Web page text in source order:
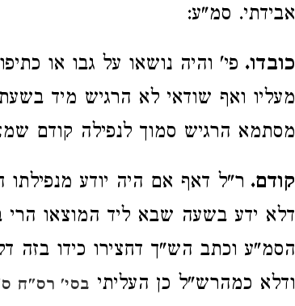
אבידתי. סמ"ע:
כובדו. פי' והיה נושאו על גבו או
מעליו ואף שודאי לא הרגיש מיד
מסתמא הרגיש סמוך לנפילה קודם
קודם. ר"ל דאף אם היה יודע
דלא ידע בשעה שבא ליד המוצאו הרי
הסמ"ע וכתב הש"ך דחצירו כידו בזה
ודלא כמהרש"ל כן העליתי בסי' רס"ח